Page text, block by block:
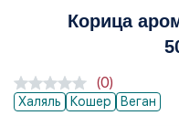
Корица
Халяль Кошер Веган
(0)